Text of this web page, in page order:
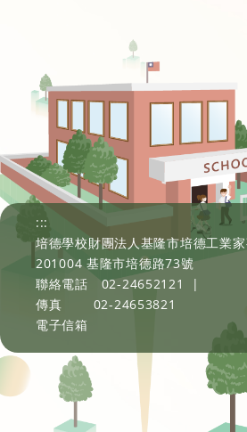
:::
培德學校財團法人基隆市培德工業
201004 基隆市培德路73號
聯絡電話
02-24652121
|
傳真
02-24653821
電子信箱